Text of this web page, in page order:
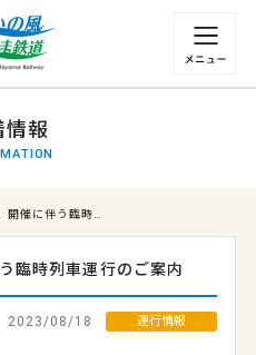
れ情報等についてはこちら
情報
開催に伴う臨時…
臨時列車運行のご案内
2023/08/18 運行情報